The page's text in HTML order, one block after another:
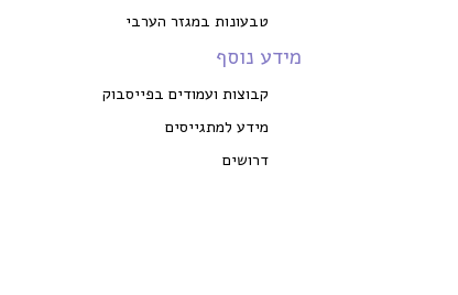
טבעונות במגזר הערבי
מידע נוסף
קבוצות ועמודים בפייסבוק
מידע למתגייסים
דרושים